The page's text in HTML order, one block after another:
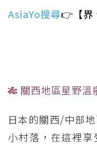
AsiaYo搜尋👉【界
🎋 關西地區星野
日本的關西/中部
小村落，在這裡